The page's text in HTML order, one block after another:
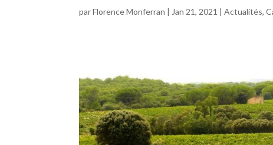
parFlorence Monferran | Jan 21, 2021 |Actualités,